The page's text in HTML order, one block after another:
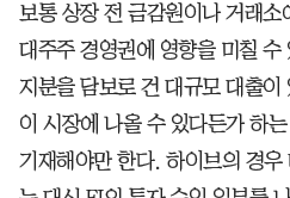
보통 상장 전 금감원이나 거래
대주주 경영권에 영향을 미칠
지분을 담보로 건 대규모 대출
이 시장에 나올 수 있다든가 하
기재해야만 한다. 하이브의 경